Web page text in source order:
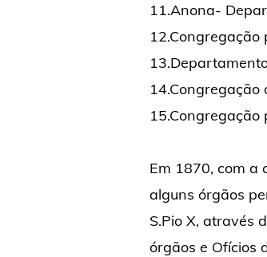
11.Anona-
14.Congregação
15.Congregação
Em 1870, com a
alguns órgãos
S.Pio X, através
órgãos e Ofícios